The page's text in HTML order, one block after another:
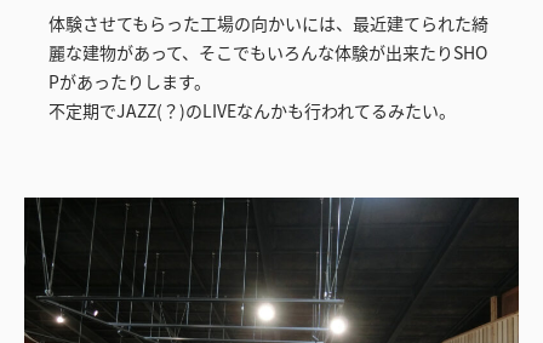
体験させてもらった工場の向かいには、最近建てられた綺
麗な建物があって、そこでもいろんな体験が出来たりSHO
Pがあったりします。
不定期でJAZZ(？)のLIVEなんかも行われてるみたい。